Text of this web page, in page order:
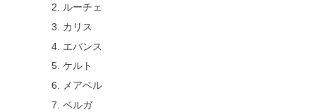
ルーチェ
カリス
エバンス
ケルト
メアベル
ベルガ